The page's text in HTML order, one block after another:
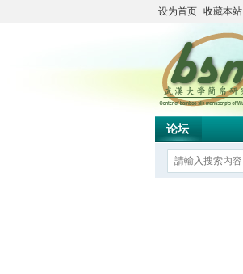
设为首页 收藏本站
论坛